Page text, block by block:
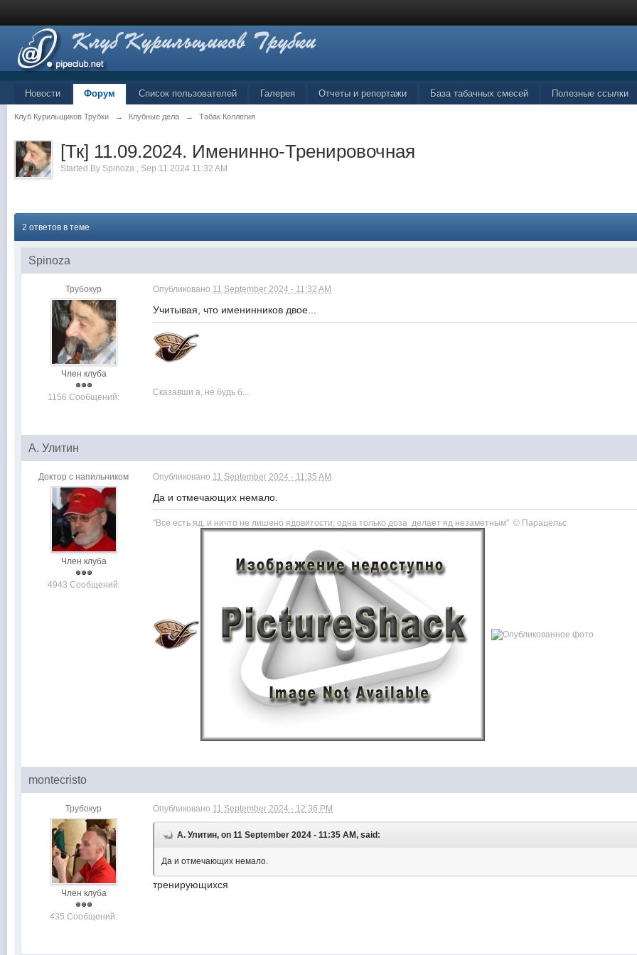
Новости Форум Список пользователей Галерея Отчеты и репортажи База табачных смесей Полезные ссылки
Клуб Курильщиков Трубки → Клубные дела → Табак Коллегия
[Тк] 11.09.2024. Именинно-Тренировочная
Started By Spinoza , Sep 11 2024 11:32 AM
2 ответов в теме
Spinoza
Трубокур
Член клуба
1156 Сообщений:
Опубликовано 11 September 2024 - 11:32 AM
Учитывая, что именинников двое...
Сказавши а, не будь б...
А. Улитин
Доктор с напильником
Член клуба
4943 Сообщений:
Опубликовано 11 September 2024 - 11:35 AM
Да и отмечающих немало.
"Все есть яд, и ничто не лишено ядовитости; одна только доза делает яд незаметным" © Парацельс
montecristo
Трубокур
Член клуба
435 Сообщений:
Опубликовано 11 September 2024 - 12:36 PM
А. Улитин, on 11 September 2024 - 11:35 AM, said:
Да и отмечающих немало.
тренирующихся